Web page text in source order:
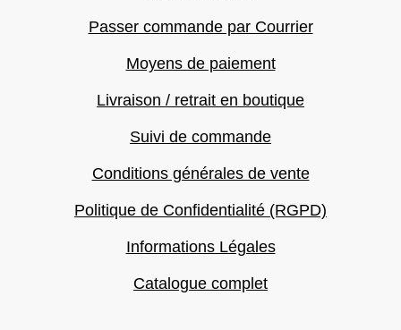
Passer commande par Courrier
Moyens de paiement
Livraison / retrait en boutique
Suivi de commande
Conditions générales de vente
Politique de Confidentialité (RGPD)
Informations Légales
Catalogue complet